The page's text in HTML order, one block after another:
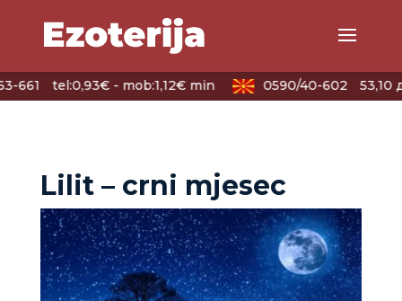
661 tel:0,93€ - mob:1,12€ min 0590/40-602 53,10
Lilit – crni mjesec